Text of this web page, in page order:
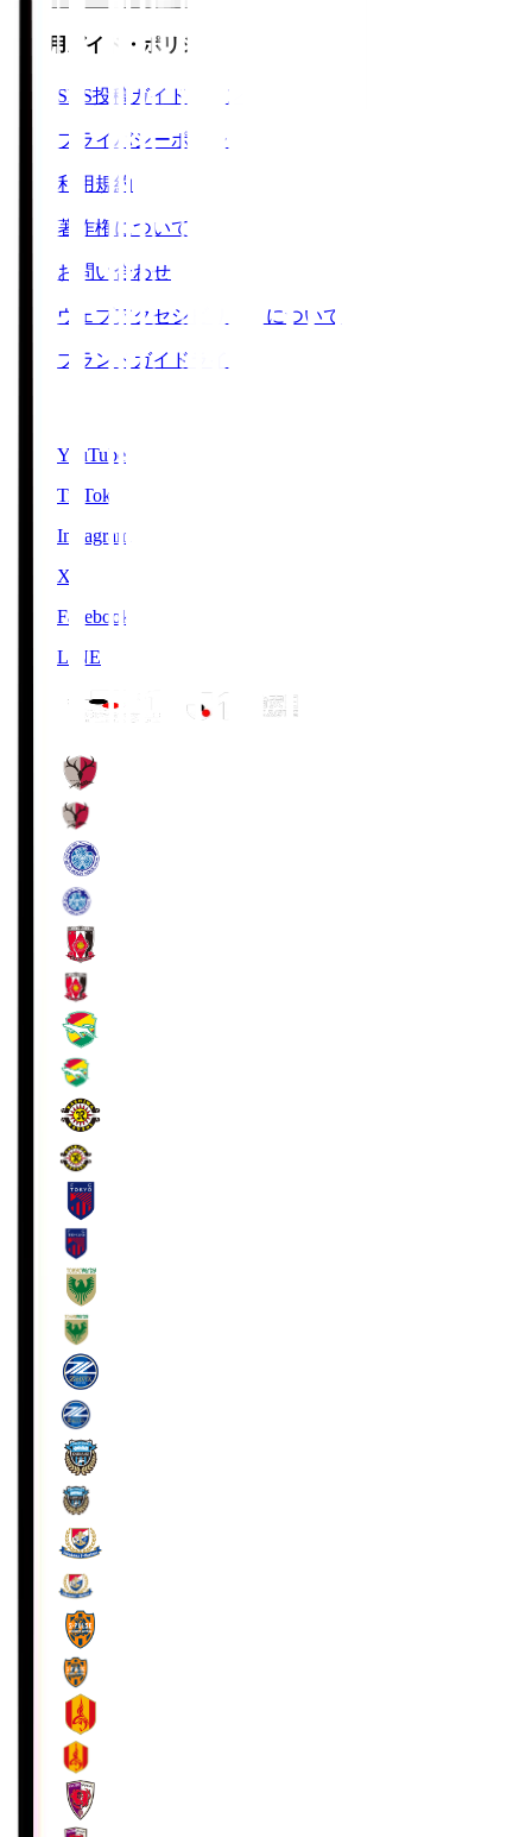
ご利用ガイド・ポリシー
SNS投稿ガイドライン
プライバシーポリシー
利用規約
著作権について
お問い合わせ
ウェブアクセシビリティについて
ブランドガイドライン
YouTube
TikTok
Instagram
X
Facebook
LINE